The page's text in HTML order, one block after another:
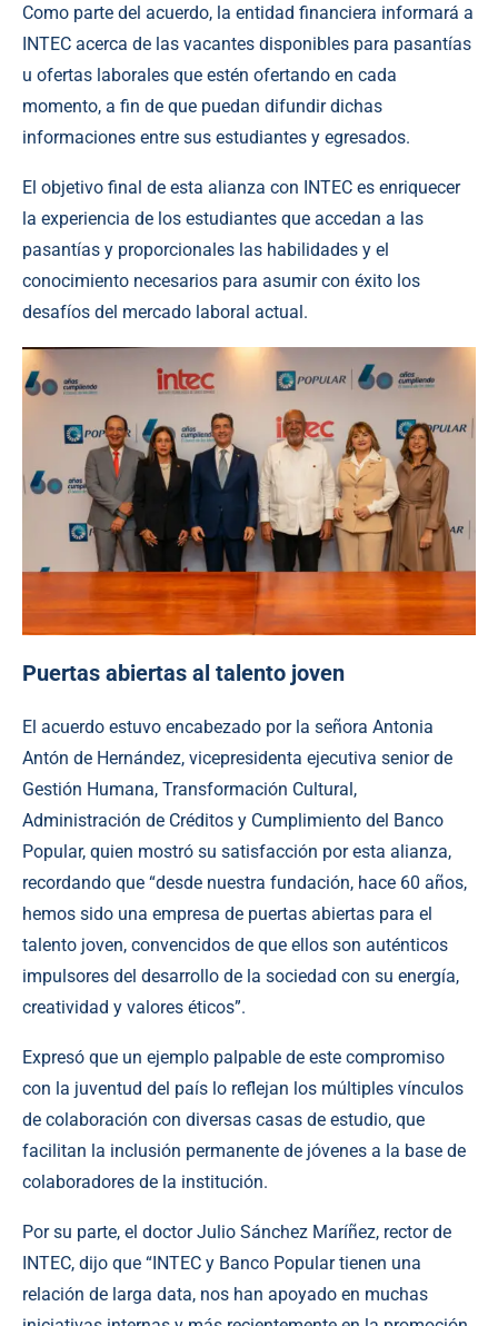
Como parte del acuerdo, la entidad financiera informará a
INTEC acerca de las vacantes disponibles para pasantías
u ofertas laborales que estén ofertando en cada
momento, a fin de que puedan difundir dichas
informaciones entre sus estudiantes y egresados.
El objetivo final de esta alianza con INTEC es enriquecer
la experiencia de los estudiantes que accedan a las
pasantías y proporcionales las habilidades y el
conocimiento necesarios para asumir con éxito los
desafíos del mercado laboral actual.
Puertas abiertas al talento joven
El acuerdo estuvo encabezado por la señora Antonia
Antón de Hernández, vicepresidenta ejecutiva senior de
Gestión Humana, Transformación Cultural,
Administración de Créditos y Cumplimiento del Banco
Popular, quien mostró su satisfacción por esta alianza,
recordando que “desde nuestra fundación, hace 60 años,
hemos sido una empresa de puertas abiertas para el
talento joven, convencidos de que ellos son auténticos
impulsores del desarrollo de la sociedad con su energía,
creatividad y valores éticos”.
Expresó que un ejemplo palpable de este compromiso
con la juventud del país lo reflejan los múltiples vínculos
de colaboración con diversas casas de estudio, que
facilitan la inclusión permanente de jóvenes a la base de
colaboradores de la institución.
Por su parte, el doctor Julio Sánchez Maríñez, rector de
INTEC, dijo que “INTEC y Banco Popular tienen una
relación de larga data, nos han apoyado en muchas